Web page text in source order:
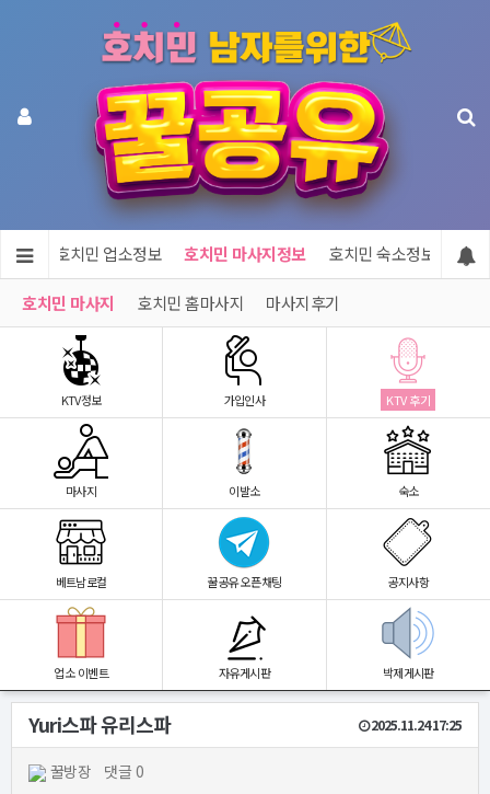
메인 호치민 업소정보 호치민 마사지정보 호치민 숙소정보 호
호치민 마사지 호치민 홈마사지 마사지후기
KTV정보 가입인사 KTV 후기
마사지 이발소 숙소
베트남로컬 꿀공유 오픈채팅 공지사항
업소 이벤트 자유게시판 박제게시판
Yuri스파 유리스파 2025.11.24 17:25
꿀방장 댓글 0